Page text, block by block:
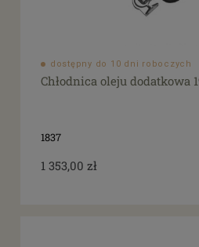
dostępny do 10 dni roboczych
Chłodnica oleju dodatkowa
1837
1 353,00 zł